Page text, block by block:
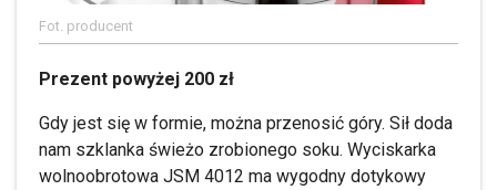
Fot. producent
Prezent powyżej 200 zł
Gdy jest się w formie, można przenosić góry. Sił doda
nam szklanka świeżo zrobionego soku. Wyciskarka
wolnoobrotowa JSM 4012 ma wygodny dotykowy